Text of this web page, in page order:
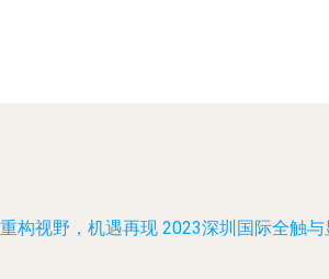
重构视野，机遇再现 2023深圳国际全触